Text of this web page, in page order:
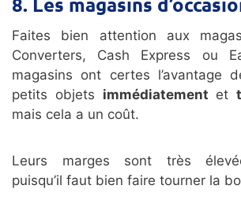
Faites bien attention aux
Converters, Cash Express ou
magasins ont certes l’avantage
petits objets immédiatement et
mais cela a un coût.
Leurs marges sont très
puisqu’il faut bien faire tourner la